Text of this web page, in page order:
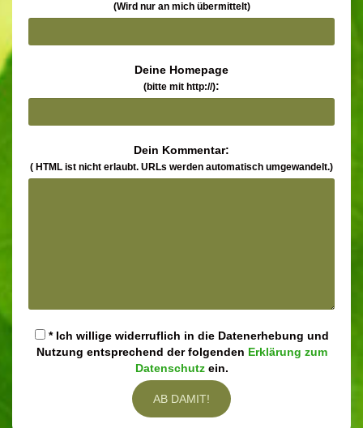
(Wird nur an mich übermittelt)
Deine Homepage
(bitte mit http://):
Dein Kommentar:
( HTML ist nicht erlaubt. URLs werden automatisch umgewandelt.)
* Ich willige widerruflich in die Datenerhebung und
Nutzung entsprechend der folgenden Erklärung zum
Datenschutzein.